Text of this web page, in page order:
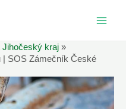
Jihočeský kraj
SOS Zámečník České